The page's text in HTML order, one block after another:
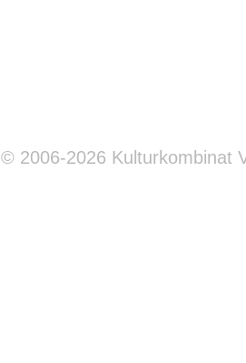
© 2006-2026